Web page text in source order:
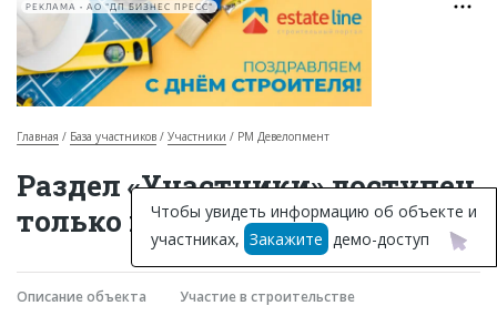
Горячие объекты
База строящихся объектов
Инвестпроекты
РЕКЛАМА • АО "ДП БИЗНЕС ПРЕСС"
Главная База участников Участники РМ Девелопмент
Раздел «Участники» доступен
только подписчикам
Описание объекта Участие в строительстве
Чтобы увидеть информацию об объекте и
участниках, Закажите демо-доступ